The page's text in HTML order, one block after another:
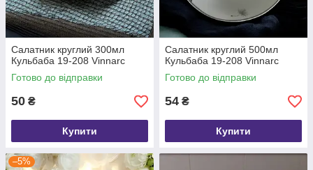
Салатник круглий 300мл
Кульбаба 19-208 Vinnarc
Готово до відправки
50 ₴
Купити
Салатник круглий 500мл
Кульбаба 19-208 Vinnarc
Готово до відправки
54 ₴
Купити
–5%